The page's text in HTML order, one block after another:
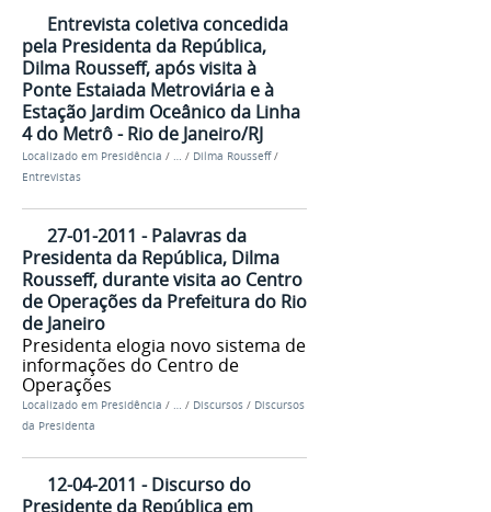
Entrevista coletiva concedida
pela Presidenta da República,
Dilma Rousseff, após visita à
Ponte Estaiada Metroviária e à
Estação Jardim Oceânico da Linha
4 do Metrô - Rio de Janeiro/RJ
Localizado em Presidência / … / Dilma Rousseff /
Entrevistas
27-01-2011 - Palavras da
Presidenta da República, Dilma
Rousseff, durante visita ao Centro
de Operações da Prefeitura do Rio
de Janeiro
Presidenta elogia novo sistema de
informações do Centro de
Operações
Localizado em Presidência / … / Discursos / Discursos
da Presidenta
12-04-2011 - Discurso do
Presidente da República em